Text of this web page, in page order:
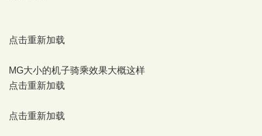
点击重新加载
MG大小的机子骑乘效果大概这样
点击重新加载
点击重新加载